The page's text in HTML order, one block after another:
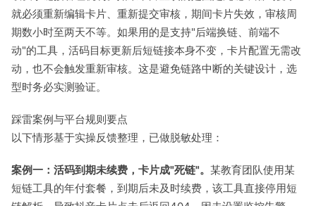
就必须重新编辑卡片、重新提交审核，期间卡片失效，审核周
期数小时至两天不等。如果用的是支持"后端换链、前端不
动"的工具，活码目标更新后短链接本身不变，卡片配置无需改
动，也不会触发重新审核。这是避免链路中断的关键设计，选
型时务必实测验证。
踩雷案例与平台规则要点
以下情形基于实操反馈整理，已做脱敏处理：
案例一：活码到期未续费，卡片成"死链"。 某教育团队使用某
短链工具的年付套餐，到期后未及时续费，该工具直接停用短